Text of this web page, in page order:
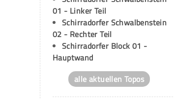
01 - Linker Teil
Schirradorfer Schwalbenstein
02 - Rechter Teil
Schirradorfer Block 01 -
Hauptwand
alle aktuellen Topos